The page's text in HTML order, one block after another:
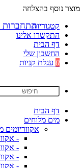
מוצר נוסף בהצלחה
קטגוריות
התקשרו אלינו
דף הבית
החשבון שלי
0 עגלת קניות
דף הבית
מים מלוחים
אקווריומים
-
-
-
-